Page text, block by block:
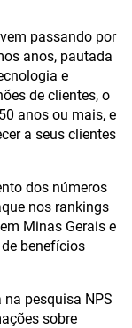
passando por
anos, pautada
e
de clientes, o
anos ou mais, e
a seus clientes
dos números
nos rankings
Minas Gerais e
benefícios
pesquisa NPS
sobre